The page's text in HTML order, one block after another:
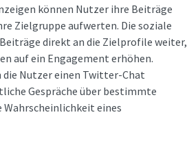
können Nutzer ihre Beiträge
Zielgruppe aufwerten. Die soziale
direkt an die Zielprofile weiter,
auf ein Engagement erhöhen.
die Nutzer einen Twitter-Chat
Gespräche über bestimmte
Wahrscheinlichkeit eines